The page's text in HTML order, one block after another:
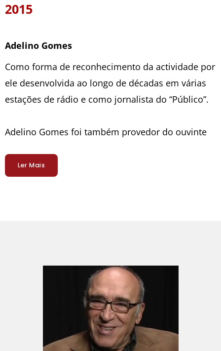
2015
Adelino Gomes
Como forma de reconhecimento da actividade por
ele desenvolvida ao longo de décadas em várias
estações de rádio e como jornalista do “Público”.
Adelino Gomes foi também provedor do ouvinte
Ler Mais